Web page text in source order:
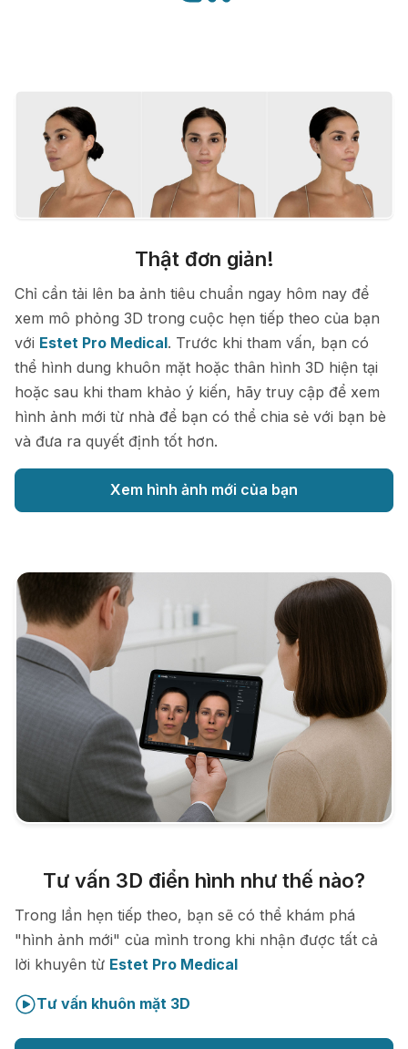
Thật đơn giản!
Chỉ cần tải lên ba ảnh tiêu chuẩn ngay hôm nay để
xem mô phỏng 3D trong cuộc hẹn tiếp theo của bạn
với Estet Pro Medical. Trước khi tham vấn, bạn có
thể hình dung khuôn mặt hoặc thân hình 3D hiện tại
hoặc sau khi tham khảo ý kiến, hãy truy cập để xem
hình ảnh mới từ nhà để bạn có thể chia sẻ với bạn bè
và đưa ra quyết định tốt hơn.
Xem hình ảnh mới của bạn
Tư vấn 3D điển hình như thế nào?
Trong lần hẹn tiếp theo, bạn sẽ có thể khám phá
"hình ảnh mới" của mình trong khi nhận được tất cả
lời khuyên từ Estet Pro Medical
Tư vấn khuôn mặt 3D